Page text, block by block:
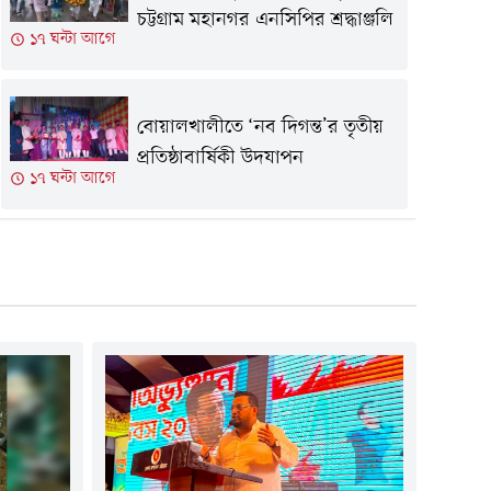
১৭ ঘন্টা আগে
চট্টগ্রাম মহানগর এনসিপির শ্রদ্ধাঞ্জলি
১৭ ঘন্টা আগে
বোয়ালখালীতে ‘নব দিগন্ত’র তৃতীয়
প্রতিষ্ঠাবার্ষিকী উদযাপন